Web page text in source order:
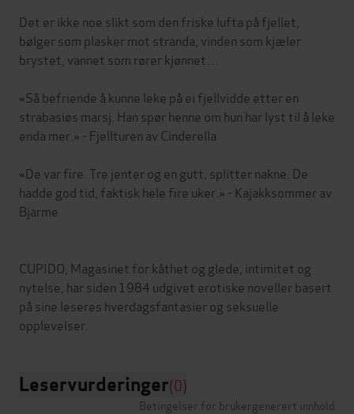
Det er ikke noe slikt som den friske lufta på fjellet,
bølger som plasker mot stranda, vinden som kjæler
brystet, vannet som rører kjønnet…
«Så befriende å kunne leke på ei fjellvidde etter en
strabasiøs marsj. Han spør henne om hun har lyst til å leke
enda mer.» - Fjellturen av Cinderella
«De var fire. Tre jenter og en gutt, splitter nakne. De
hadde god tid, faktisk hele fire uker.» - Kajakksommer av
Bjarme
CUPIDO, Magasinet for kåthet og glede, intimitet og
nytelse, har siden 1984 udgivet erotiske noveller basert
på sine leseres hverdagsfantasier og seksuelle
Leservurderinger(0)
Betingelser for brukergenerert innhold